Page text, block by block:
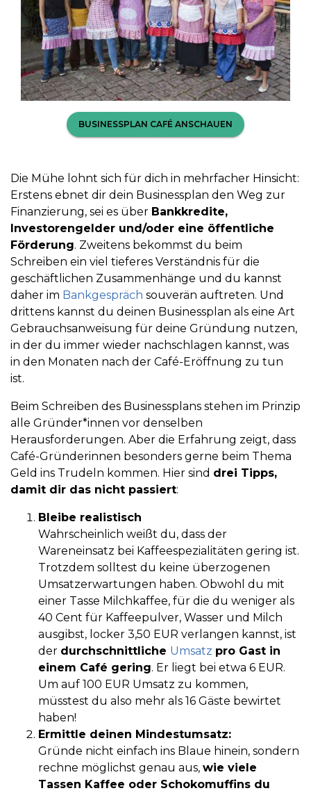
BUSINESSPLAN CAFÉ ANSCHAUEN
Die Mühe lohnt sich für dich in mehrfacher Hinsicht:
Erstens ebnet dir dein Businessplan den Weg zur
Finanzierung, sei es über Bankkredite,
Investorengelder und/oder eine öffentliche
Förderung. Zweitens bekommst du beim
Schreiben ein viel tieferes Verständnis für die
geschäftlichen Zusammenhänge und du kannst
daher im Bankgespräch souverän auftreten. Und
drittens kannst du deinen Businessplan als eine Art
Gebrauchsanweisung für deine Gründung nutzen,
in der du immer wieder nachschlagen kannst, was
in den Monaten nach der Café-Eröffnung zu tun
ist.
Beim Schreiben des Businessplans stehen im Prinzip
alle Gründer*innen vor denselben
Herausforderungen. Aber die Erfahrung zeigt, dass
Café-Gründerinnen besonders gerne beim Thema
Geld ins Trudeln kommen. Hier sind drei Tipps,
damit dir das nicht passiert:
Bleibe realistisch
Wahrscheinlich weißt du, dass der
Wareneinsatz bei Kaffeespezialitäten gering ist.
Trotzdem solltest du keine überzogenen
Umsatzerwartungen haben. Obwohl du mit
einer Tasse Milchkaffee, für die du weniger als
40 Cent für Kaffeepulver, Wasser und Milch
ausgibst, locker 3,50 EUR verlangen kannst, ist
der durchschnittliche Umsatz pro Gast in
einem Café gering. Er liegt bei etwa 6 EUR.
Um auf 100 EUR Umsatz zu kommen,
müsstest du also mehr als 16 Gäste bewirtet
haben!
Ermittle deinen Mindestumsatz:
Gründe nicht einfach ins Blaue hinein, sondern
rechne möglichst genau aus, wie viele
Tassen Kaffee oder Schokomuffins du